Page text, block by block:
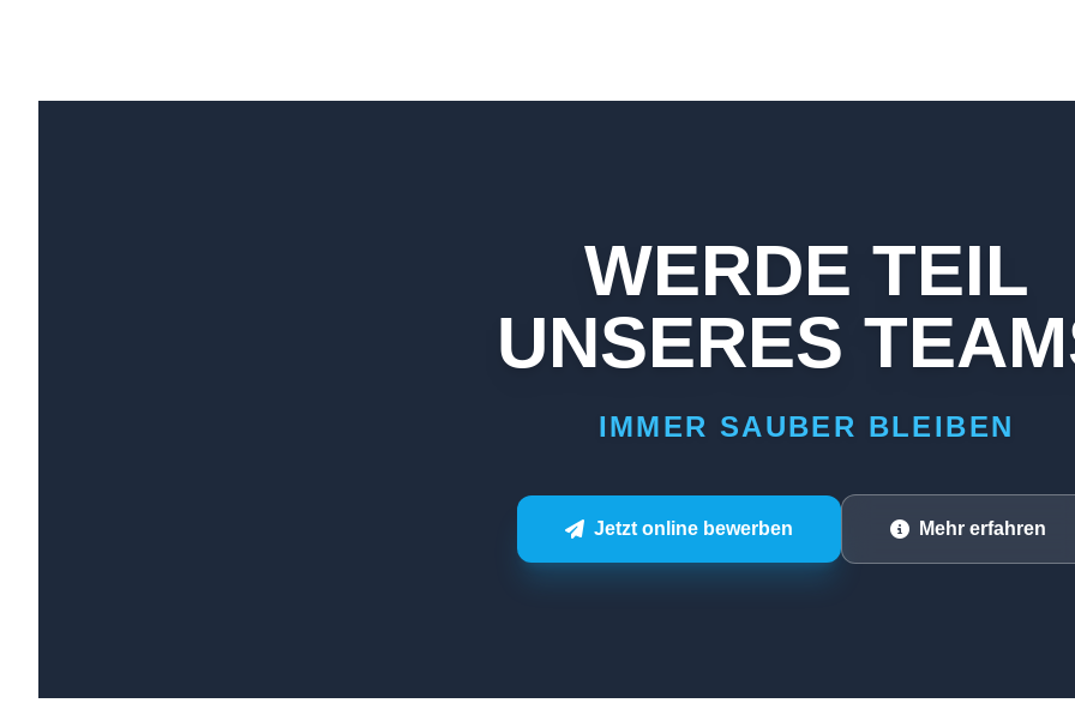
WERDE TEIL
UNSERES
IMMER SAUBER BLEIBEN
Jetzt online bewerben Mehr erfahren